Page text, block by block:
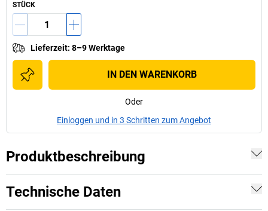
STÜCK
Lieferzeit: 8–9 Werktage
IN DEN WARENKORB
Oder
Einloggen und in 3 Schritten zum Angebot
Produktbeschreibung
Technische Daten